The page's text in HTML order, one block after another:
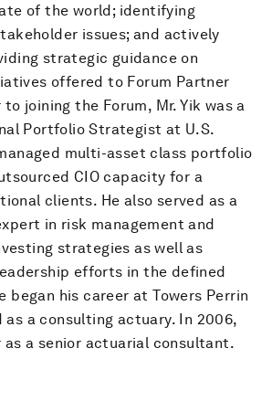
of the world; identifying
issues; and actively
strategic guidance on
offered to Forum Partner
joining the Forum, Mr. Yik was a
Portfolio Strategist at U.S.
multi-asset class portfolio
CIO capacity for a
clients. He also served as a
in risk management and
strategies as well as
efforts in the defined
began his career at Towers Perrin
as a consulting actuary. In 2006,
as a senior actuarial consultant.